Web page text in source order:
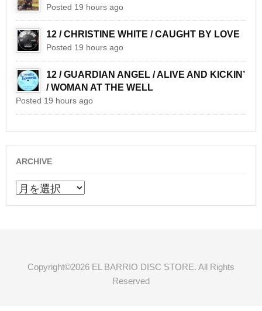
Posted 19 hours ago
12 / CHRISTINE WHITE / CAUGHT BY LOVE
Posted 19 hours ago
12 / GUARDIAN ANGEL / ALIVE AND KICKIN’
/ WOMAN AT THE WELL
Posted 19 hours ago
ARCHIVE
ARCHIVE
Copyright©2026 EL BARRIO DISC STORE. All Rights
Reserved